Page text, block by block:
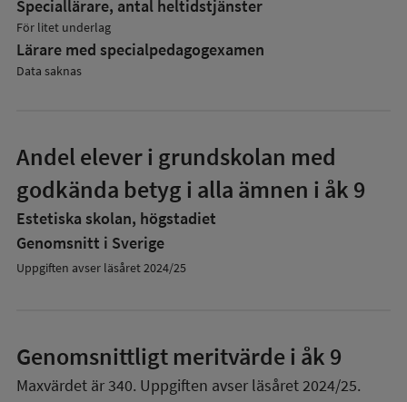
Speciallärare, antal heltidstjänster
För litet underlag
Lärare med specialpedagog­examen
Data saknas
Andel elever i grundskolan med
godkända betyg i alla ämnen i åk 9
Estetiska skolan, högstadiet
Genomsnitt i Sverige
Uppgiften avser läsåret 2024/25
Genomsnittligt meritvärde i åk 9
Maxvärdet är 340. Uppgiften avser läsåret 2024/25.